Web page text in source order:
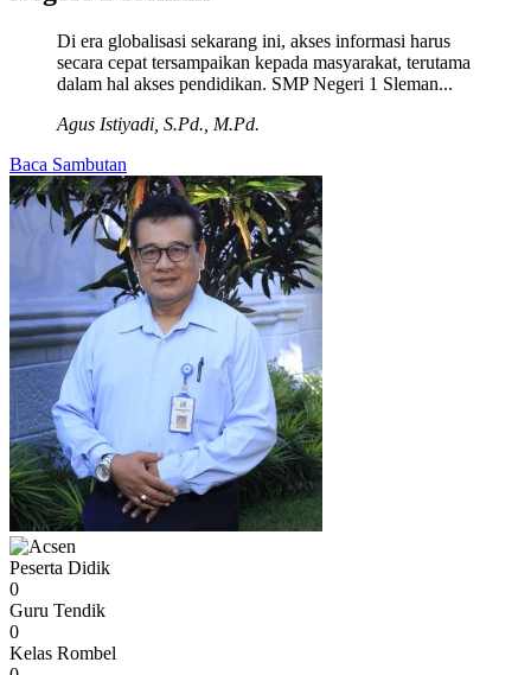
Di era globalisasi sekarang ini, akses informasi harus
secara cepat tersampaikan kepada masyarakat, terutama
dalam hal akses pendidikan. SMP Negeri 1 Sleman...
Agus Istiyadi, S.Pd., M.Pd.
Baca Sambutan
Peserta Didik
0
Guru Tendik
0
Kelas Rombel